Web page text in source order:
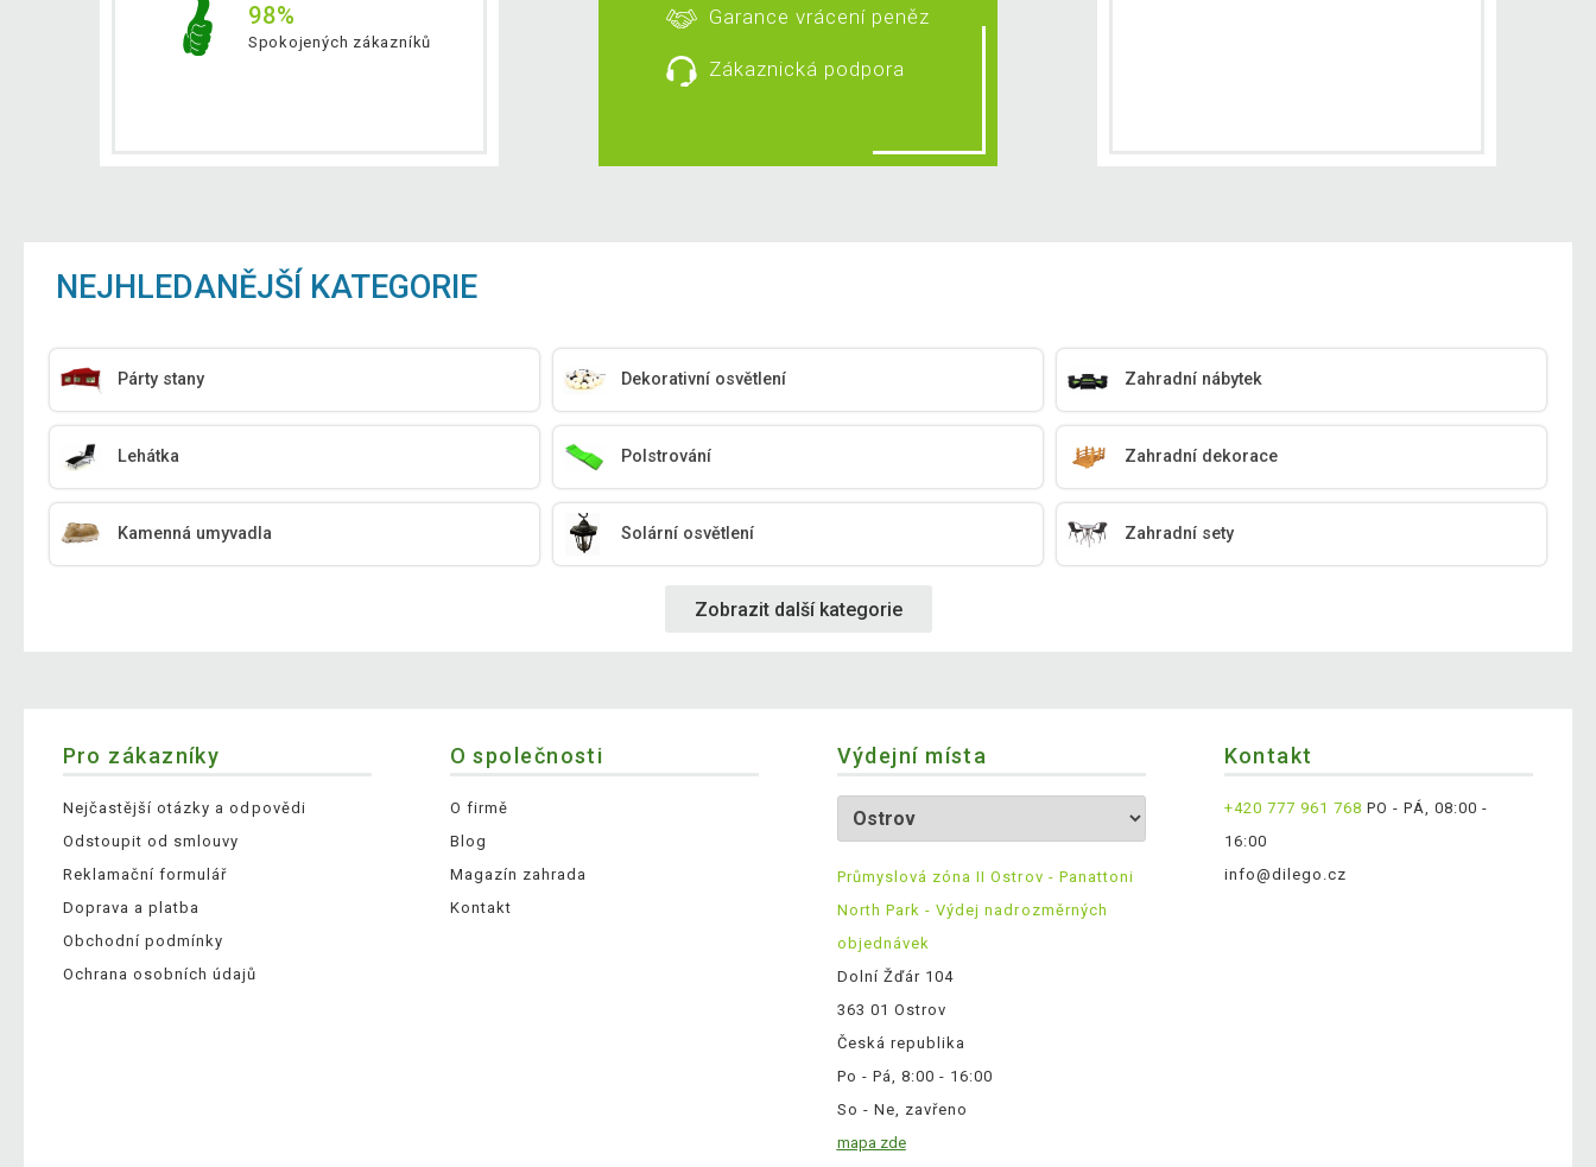
98%
Spokojených zákazníků
Garance vrácení peněz
Zákaznická podpora
NEJHLEDANĚJŠÍ KATEGORIE
Párty stany Dekorativní osvětlení Zahradní nábytek
Lehátka Polstrování Zahradní dekorace
Kamenná umyvadla Solární osvětlení Zahradní sety
Zobrazit další kategorie
Pro zákazníky
Nejčastější otázky a odpovědi
Odstoupit od smlouvy
Reklamační formulář
Doprava a platba
Obchodní podmínky
Ochrana osobních údajů
O společnosti
O firmě
Blog
Magazín zahrada
Kontakt
Výdejní místa
Průmyslová zóna II Ostrov - Panattoni
North Park - Výdej nadrozměrných
objednávek
Dolní Žďár 104
363 01 Ostrov
Česká republika
Po - Pá, 8:00 - 16:00
So - Ne, zavřeno
mapa zde
Kontakt
+420 777 961 768 PO - PÁ, 08:00 -
16:00
info@dilego.cz